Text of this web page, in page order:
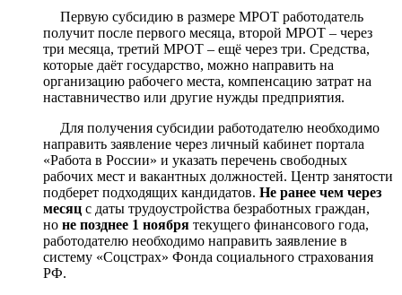
Первую субсидию в размере МРОТ работодатель
получит после первого месяца, второй МРОТ – через
три месяца, третий МРОТ – ещё через три. Средства,
которые даёт государство, можно направить на
организацию рабочего места, компенсацию затрат на
наставничество или другие нужды предприятия.
Для получения субсидии работодателю необходимо
направить заявление через личный кабинет портала
«Работа в России» и указать перечень свободных
рабочих мест и вакантных должностей. Центр занятости
подберет подходящих кандидатов. Не ранее чем через
месяц с даты трудоустройства безработных граждан,
но не позднее 1 ноября текущего финансового года,
работодателю необходимо направить заявление в
систему «Соцстрах» Фонда социального страхования
РФ.